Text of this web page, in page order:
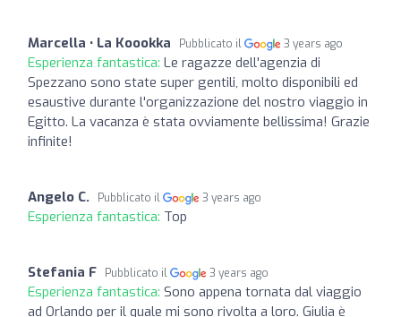
Marcella • La Koookka Pubblicato il 3 years ago
Esperienza fantastica: Le ragazze dell'agenzia di
Spezzano sono state super gentili, molto disponibili ed
esaustive durante l'organizzazione del nostro viaggio in
Egitto. La vacanza è stata ovviamente bellissima! Grazie
infinite!
Angelo C. Pubblicato il 3 years ago
Esperienza fantastica: Top
Stefania F Pubblicato il 3 years ago
Esperienza fantastica: Sono appena tornata dal viaggio
ad Orlando per il quale mi sono rivolta a loro. Giulia è